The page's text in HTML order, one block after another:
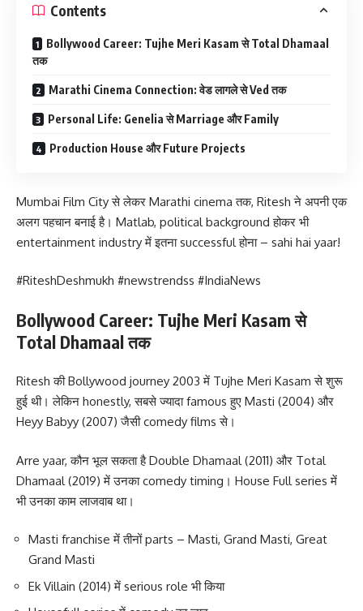
Contents
Bollywood Career: Tujhe Meri Kasam से Total Dhamaal
तक
Marathi Cinema Connection: वेड लागले से Ved तक
Personal Life: Genelia से Marriage और Family
Production House और Future Projects
Mumbai Film City से लेकर Marathi cinema तक, Ritesh ने अपनी एक
अलग पहचान बनाई है। Matlab, political background होकर भी
entertainment industry में इतना successful होना – sahi hai yaar!
#RiteshDeshmukh #newstrendss #IndiaNews
Bollywood Career: Tujhe Meri Kasam से
Total Dhamaal तक
Ritesh की Bollywood journey 2003 में Tujhe Meri Kasam से शुरू
हुई थी। लेकिन honestly, सबसे ज्यादा famous हुए Masti (2004) और
Heyy Babyy (2007) जैसी comedy films से।
Arre yaar, कौन भूल सकता है Double Dhamaal (2011) और Total
Dhamaal (2019) में उनका comedy timing। House Full series में
भी उनका काम लाजवाब था।
Masti franchise में तीनों parts – Masti, Grand Masti, Great
Grand Masti
Ek Villain (2014) में serious role भी किया